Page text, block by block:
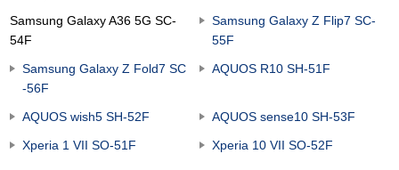
Samsung Galaxy A36 5G SC-
54F
Samsung Galaxy Z Flip7 SC-
55F
Samsung Galaxy Z Fold7 SC
-56F
AQUOS R10 SH-51F
AQUOS wish5 SH-52F
AQUOS sense10 SH-53F
Xperia 1 VII SO-51F
Xperia 10 VII SO-52F